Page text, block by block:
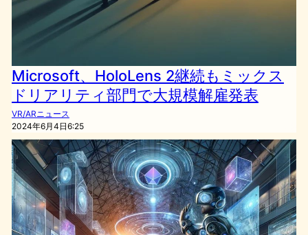
Microsoft、HoloLens 2継続もミックス
ドリアリティ部門で大規模解雇発表
VR/ARニュース
2024年6月4日6:25